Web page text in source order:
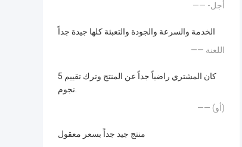
—— -أجل
الخدمة والسرعة والجودة والتعبئة كلها جيدة جداً
—— اللعنة
كان المشتري راضياً جداً عن المنتج وترك تقييم 5
نجوم.
—— (أو)
منتج جيد جداً بسعر معقول